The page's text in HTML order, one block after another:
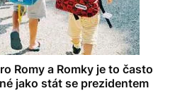
Romy a Romky je to často
jako stát se prezidentem